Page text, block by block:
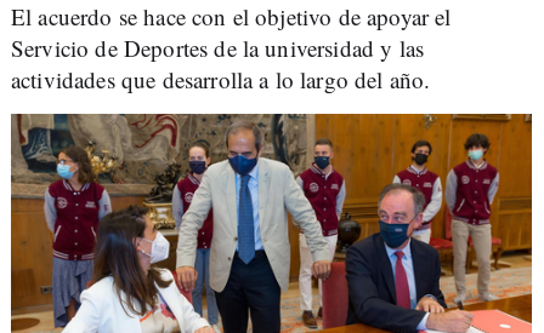
El acuerdo se hace con el objetivo de apoyar el
Servicio de Deportes de la universidad y las
actividades que desarrolla a lo largo del año.